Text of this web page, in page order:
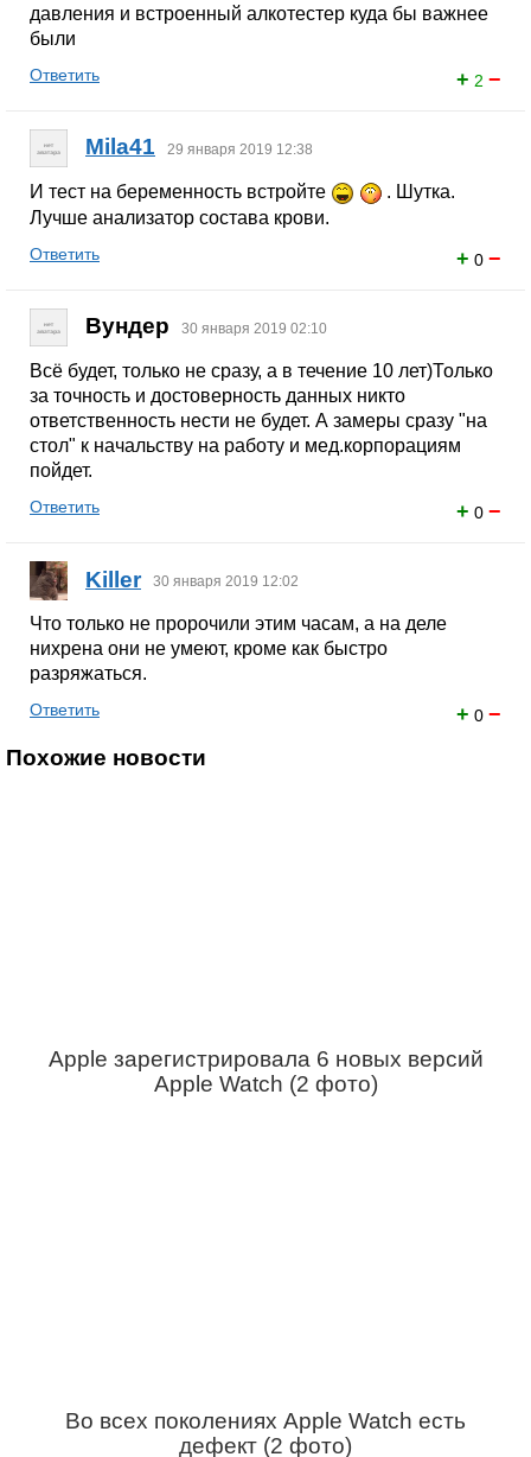
давления и встроенный алкотестер куда бы важнее
были
+ 2 −
Ответить
Mila41 29 января 2019 12:38
И тест на беременность встройте
. Шутка.
Лучше анализатор состава крови.
+ 0 −
Ответить
Вундер 30 января 2019 02:10
Всё будет, только не сразу, а в течение 10 лет)Только
за точность и достоверность данных никто
ответственность нести не будет. А замеры сразу "на
стол" к начальству на работу и мед.корпорациям
пойдет.
+ 0 −
Ответить
Killer 30 января 2019 12:02
Что только не пророчили этим часам, а на деле
нихрена они не умеют, кроме как быстро
разряжаться.
+ 0 −
Ответить
Похожие новости
Apple зарегистрировала 6 новых версий
Apple Watch (2 фото)
Во всех поколениях Apple Watch есть
дефект (2 фото)